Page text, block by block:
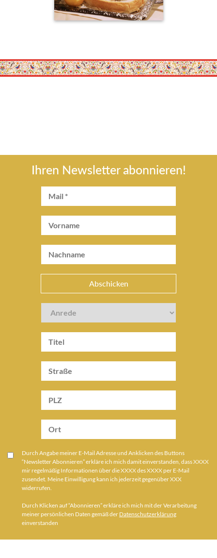
Ihren Newsletter abonnieren!
Durch Angabe meiner E-Mail Adresse und Anklicken des Buttons
“Newsletter Abonnieren” erkläre ich mich damit einverstanden, dass XXXX
mir regelmäßig Informationen über die XXXX des XXXX per E-Mail
zusendet. Meine Einwilligung kann ich jederzeit gegenüber XXX
widerrufen.
Durch Klicken auf “Abonnieren” erkläre ich mich mit der Verarbeitung
meiner persönlichen Daten gemäß der Datenschutzerklärung
einverstanden
Abschicken